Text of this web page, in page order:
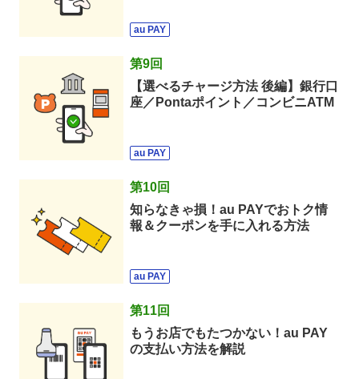
au PAY
第9回
【選べるチャージ方法 後編】銀行口
座／Pontaポイント／コンビニATM
au PAY
第10回
知らなきゃ損！au PAYでおトク情
報＆クーポンを手に入れる方法
au PAY
第11回
もうお店でもたつかない！au PAY
の支払い方法を解説